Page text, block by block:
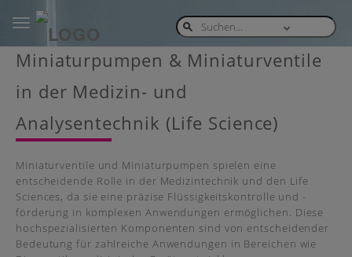
Skip
content
Toggle
navigation
Miniaturpumpen & Miniaturventile
in der Medizin- und
Analysentechnik (Life Science)
Miniaturventile und Miniaturpumpen spielen eine
entscheidende Rolle in der Medizintechnik und den Life
Sciences, da sie eine präzise Flüssigkeitskontrolle und -
förderung in komplexen Anwendungen ermöglichen. Diese
hochspezialisierten Komponenten sind von entscheidender
Bedeutung für zahlreiche Anwendungen in Bereichen wie